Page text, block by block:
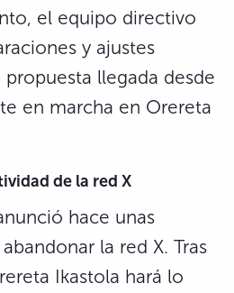
el equipo directivo
y ajustes
llegada desde
en marcha en Orereta
de la red X
hace unas
la red X. Tras
Ikastola hará lo